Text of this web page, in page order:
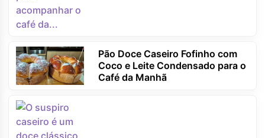
Pão Doce Caseiro Fofinho com
Coco e Leite Condensado para o
Café da Manhã